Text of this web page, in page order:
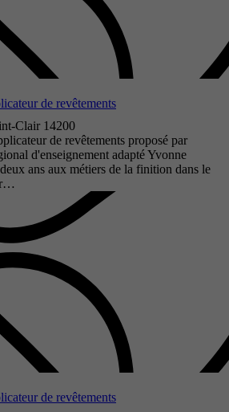
de revêtements
Clair 14200
de revêtements proposé par
d'enseignement adapté Yvonne
ans aux métiers de la finition dans le
de revêtements